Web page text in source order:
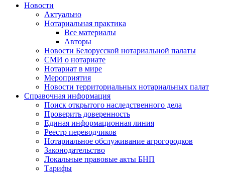
Новости
Актуально
Нотариальная практика
Все материалы
Авторы
Новости Белорусской нотариальной палаты
СМИ о нотариате
Нотариат в мире
Мероприятия
Новости территориальных нотариальных палат
Справочная информация
Поиск открытого наследственного дела
Проверить доверенность
Единая информационная линия
Реестр переводчиков
Нотариальное обслуживание агрогородков
Законодательство
Локальные правовые акты БНП
Тарифы